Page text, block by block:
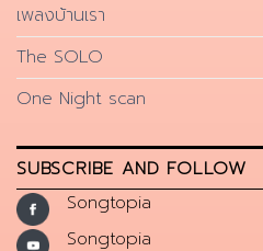
เพลงบ้านเรา
The SOLO
One Night scan
SUBSCRIBE AND FOLLOW
Songtopia
Songtopia